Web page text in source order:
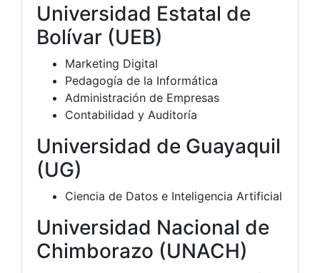
Universidad Estatal de
Bolívar (UEB)
Marketing Digital
Pedagogía de la Informática
Administración de Empresas
Contabilidad y Auditoría
Universidad de Guayaquil
(UG)
Ciencia de Datos e Inteligencia Artificial
Universidad Nacional de
Chimborazo (UNACH)